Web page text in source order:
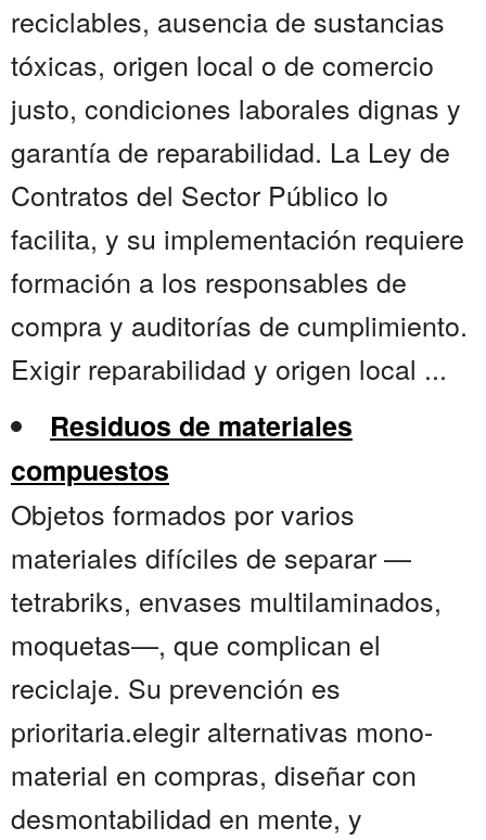
reciclables, ausencia de sustancias
tóxicas, origen local o de comercio
justo, condiciones laborales dignas y
garantía de reparabilidad. La Ley de
Contratos del Sector Público lo
facilita, y su implementación requiere
formación a los responsables de
compra y auditorías de cumplimiento.
Exigir reparabilidad y origen local ...
Residuos de materiales
compuestos
Objetos formados por varios
materiales difíciles de separar —
tetrabriks, envases multilaminados,
moquetas—, que complican el
reciclaje. Su prevención es
prioritaria.elegir alternativas mono-
material en compras, diseñar con
desmontabilidad en mente, y